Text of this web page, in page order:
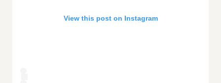
View this post on Instagram